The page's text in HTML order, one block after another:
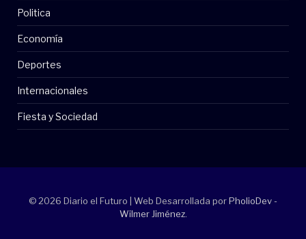
Politica
Economía
Deportes
Internacionales
Fiesta y Sociedad
© 2026 Diario el Futuro | Web Desarrollada porPholioDev -
Wilmer Jiménez.